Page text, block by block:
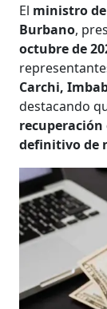
El ministro
Burbano,
octubre de
Carchi,
destacando
definitivo de